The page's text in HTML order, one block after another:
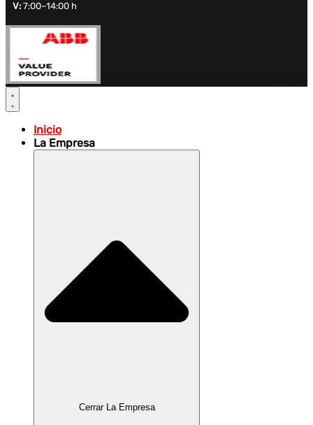
V: 7:00–14:00 h
Inicio
La Empresa
Cerrar La Empresa